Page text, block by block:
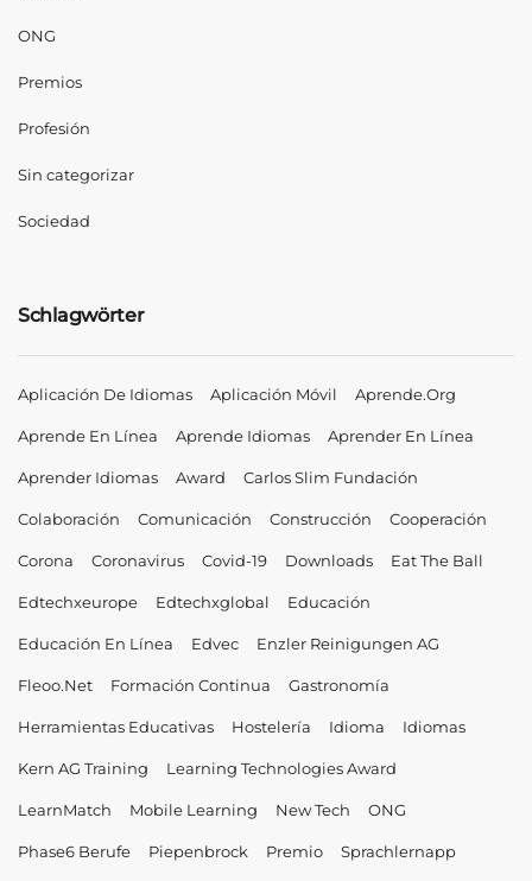
ONG
Premios
Profesión
Sin categorizar
Sociedad
Schlagwörter
Aplicación De Idiomas Aplicación Móvil Aprende.org
Aprende En Línea Aprende Idiomas Aprender En Línea
Aprender Idiomas Award Carlos Slim Fundación
Colaboración Comunicación Construcción Cooperación
Corona Coronavirus Covid-19 Downloads Eat The Ball
Edtechxeurope Edtechxglobal Educación
Educación En Línea Edvec Enzler Reinigungen AG
Fleoo.net Formación Continua Gastronomía
Herramientas Educativas Hostelería Idioma Idiomas
Kern AG Training Learning Technologies Award
LearnMatch Mobile Learning New Tech ONG
Phase6 Berufe Piepenbrock Premio Sprachlernapp